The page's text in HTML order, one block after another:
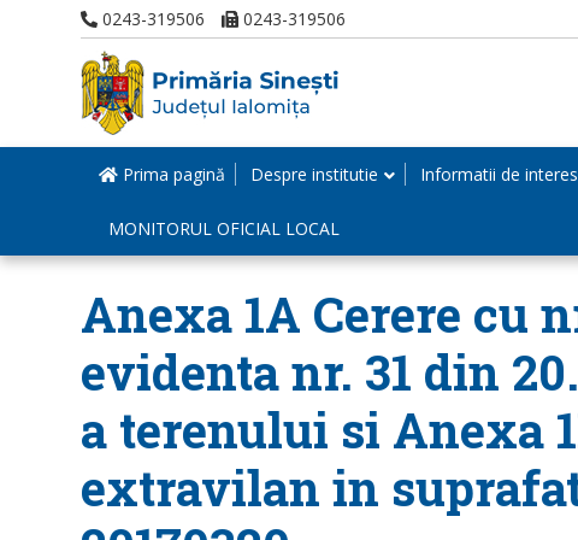
0243-319506 0243-319506
Prima pagină Despre institutie Informatii de
MONITORUL OFICIAL LOCAL
Anexa 1A Cerere cu
evidenta nr. 31 din
a terenului si Anexa
extravilan in